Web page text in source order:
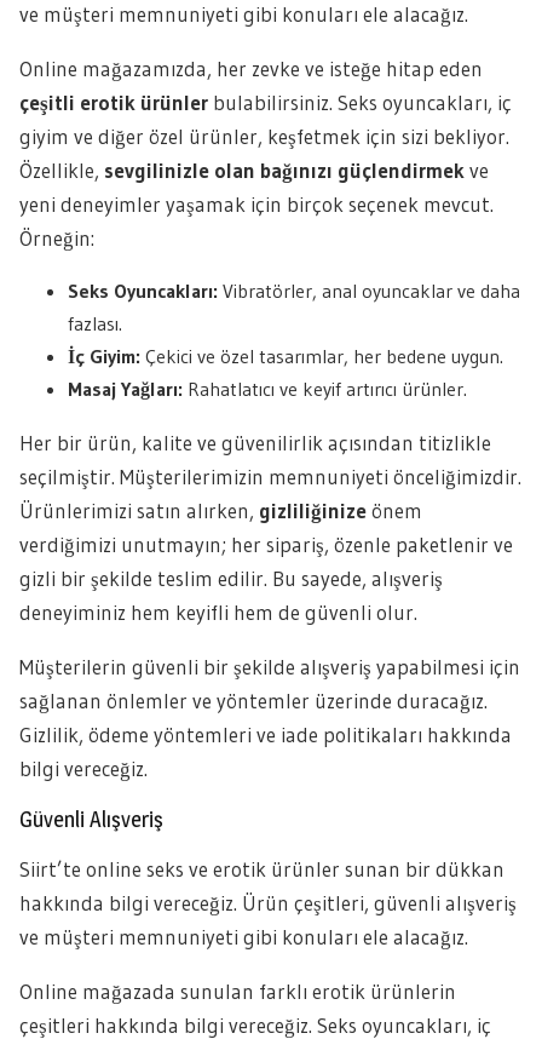
ve müşteri memnuniyeti gibi konuları ele alacağız.
Online mağazamızda, her zevke ve isteğe hitap eden
çeşitli erotik ürünler bulabilirsiniz. Seks oyuncakları, iç
giyim ve diğer özel ürünler, keşfetmek için sizi bekliyor.
Özellikle, sevgilinizle olan bağınızı güçlendirmek ve
yeni deneyimler yaşamak için birçok seçenek mevcut.
Örneğin:
Seks Oyuncakları: Vibratörler, anal oyuncaklar ve daha
fazlası.
İç Giyim: Çekici ve özel tasarımlar, her bedene uygun.
Masaj Yağları: Rahatlatıcı ve keyif artırıcı ürünler.
Her bir ürün, kalite ve güvenilirlik açısından titizlikle
seçilmiştir. Müşterilerimizin memnuniyeti önceliğimizdir.
Ürünlerimizi satın alırken, gizliliğinizeönem
verdiğimizi unutmayın; her sipariş, özenle paketlenir ve
gizli bir şekilde teslim edilir. Bu sayede, alışveriş
deneyiminiz hem keyifli hem de güvenli olur.
Müşterilerin güvenli bir şekilde alışveriş yapabilmesi için
sağlanan önlemler ve yöntemler üzerinde duracağız.
Gizlilik, ödeme yöntemleri ve iade politikaları hakkında
bilgi vereceğiz.
Güvenli Alışveriş
Siirt’te online seks ve erotik ürünler sunan bir dükkan
hakkında bilgi vereceğiz. Ürün çeşitleri, güvenli alışveriş
ve müşteri memnuniyeti gibi konuları ele alacağız.
Online mağazada sunulan farklı erotik ürünlerin
çeşitleri hakkında bilgi vereceğiz. Seks oyuncakları, iç